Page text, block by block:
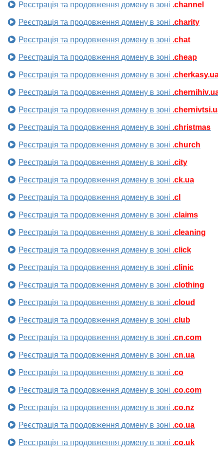
Реєстрація та продовження домену в зоні .channel
Реєстрація та продовження домену в зоні .charity
Реєстрація та продовження домену в зоні .chat
Реєстрація та продовження домену в зоні .cheap
Реєстрація та продовження домену в зоні
Реєстрація та продовження домену в зоні
Реєстрація та продовження домену в зоні
Реєстрація та продовження домену в зоні .christmas
Реєстрація та продовження домену в зоні .church
Реєстрація та продовження домену в зоні .city
Реєстрація та продовження домену в зоні .ck.ua
Реєстрація та продовження домену в зоні .cl
Реєстрація та продовження домену в зоні .claims
Реєстрація та продовження домену в зоні .cleaning
Реєстрація та продовження домену в зоні .click
Реєстрація та продовження домену в зоні .clinic
Реєстрація та продовження домену в зоні .clothing
Реєстрація та продовження домену в зоні .cloud
Реєстрація та продовження домену в зоні .club
Реєстрація та продовження домену в зоні .cn.com
Реєстрація та продовження домену в зоні .cn.ua
Реєстрація та продовження домену в зоні .co
Реєстрація та продовження домену в зоні .co.com
Реєстрація та продовження домену в зоні .co.nz
Реєстрація та продовження домену в зоні .co.ua
Реєстрація та продовження домену в зоні .co.uk